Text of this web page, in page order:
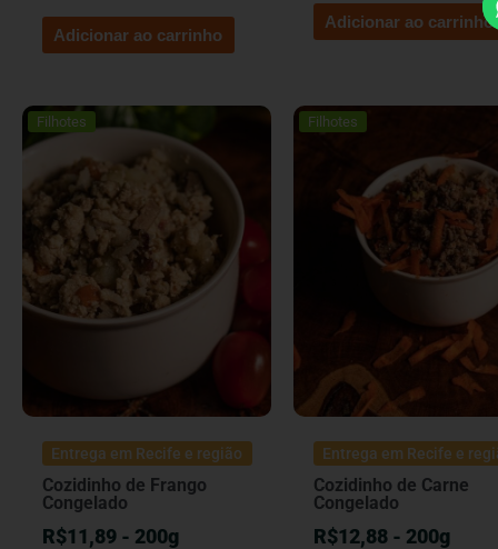
Adicionar ao carrinho
Adicionar ao carrinho
Filhotes
Entrega em Recife e região
Cozidinho de Frango
Congelado
R$11,89 - 200g
Filhotes
Entrega em Recife e
Cozidinho de Carne
Congelado
R$12,88 - 200g